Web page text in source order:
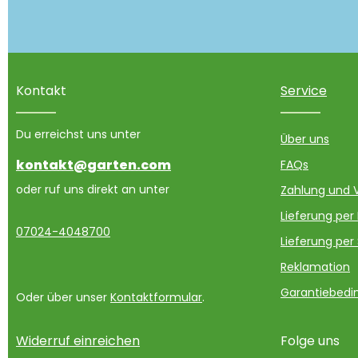
Kontakt
Du erreichst uns unter
kontakt@garten.com
oder ruf uns direkt an unter
07024-4048700
Oder über unser Kontaktformular.
Service
Über uns
FAQs
Zahlung und
Lieferung per
Lieferung per
Reklamation
Widerruf einreichen Folge uns